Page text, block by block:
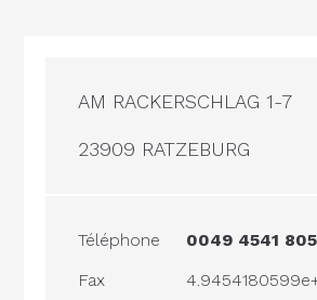
AM RACKERSCHLAG 1-7
23909 RATZEBURG
Téléphone
0049 4541
Fax